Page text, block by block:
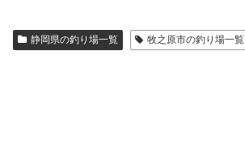
静岡県の釣り場一覧 牧之原市の釣り場一覧